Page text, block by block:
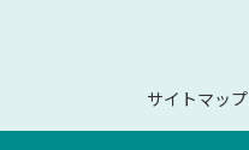
サイトマップ